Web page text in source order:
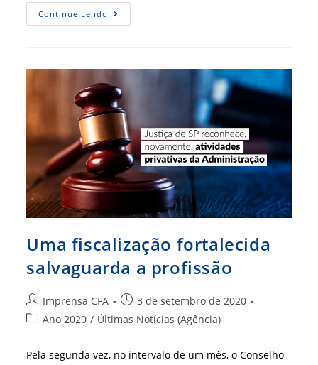
Continue Lendo Encontro
Anual
Mais
De
40
Especialistas
Uma fiscalização fortalecida
salvaguarda a profissão
Autor
do
Imprensa CFA
Post
publicado:
3 de setembro de 2020
Categoria
post:
Ano 2020 / Últimas Notícias (Agência)
Pela segunda vez, no intervalo de um mês, o Conselho